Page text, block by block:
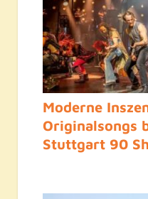
Moderne
Originalsongs
Stuttgart 90